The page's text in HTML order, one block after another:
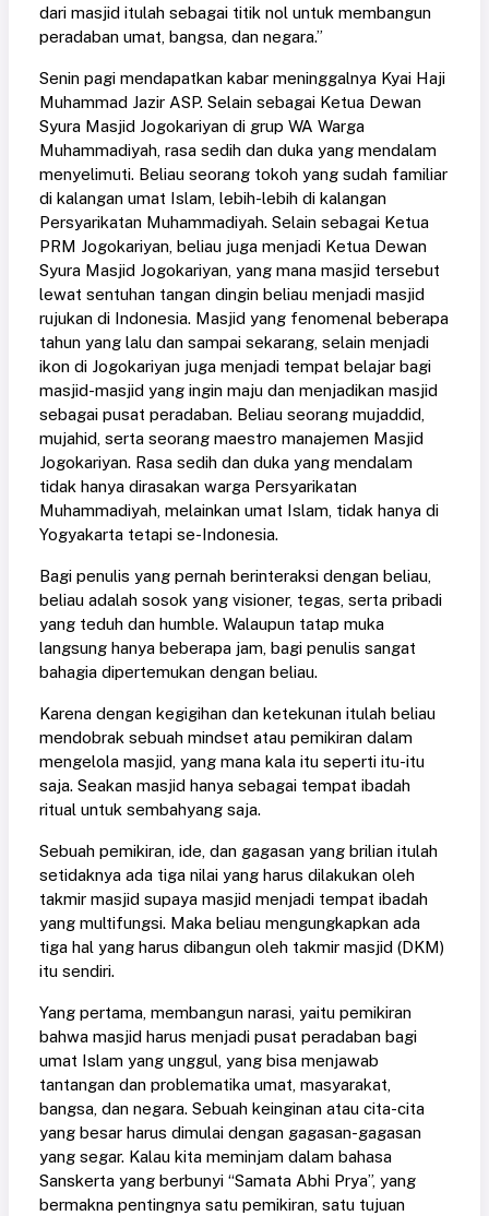
dari masjid itulah sebagai titik nol untuk membangun
peradaban umat, bangsa, dan negara.”
Senin pagi mendapatkan kabar meninggalnya Kyai Haji
Muhammad Jazir ASP. Selain sebagai Ketua Dewan
Syura Masjid Jogokariyan di grup WA Warga
Muhammadiyah, rasa sedih dan duka yang mendalam
menyelimuti. Beliau seorang tokoh yang sudah familiar
di kalangan umat Islam, lebih-lebih di kalangan
Persyarikatan Muhammadiyah. Selain sebagai Ketua
PRM Jogokariyan, beliau juga menjadi Ketua Dewan
Syura Masjid Jogokariyan, yang mana masjid tersebut
lewat sentuhan tangan dingin beliau menjadi masjid
rujukan di Indonesia. Masjid yang fenomenal beberapa
tahun yang lalu dan sampai sekarang, selain menjadi
ikon di Jogokariyan juga menjadi tempat belajar bagi
masjid-masjid yang ingin maju dan menjadikan masjid
sebagai pusat peradaban. Beliau seorang mujaddid,
mujahid, serta seorang maestro manajemen Masjid
Jogokariyan. Rasa sedih dan duka yang mendalam
tidak hanya dirasakan warga Persyarikatan
Muhammadiyah, melainkan umat Islam, tidak hanya di
Yogyakarta tetapi se-Indonesia.
Bagi penulis yang pernah berinteraksi dengan beliau,
beliau adalah sosok yang visioner, tegas, serta pribadi
yang teduh dan humble. Walaupun tatap muka
langsung hanya beberapa jam, bagi penulis sangat
bahagia dipertemukan dengan beliau.
Karena dengan kegigihan dan ketekunan itulah beliau
mendobrak sebuah mindset atau pemikiran dalam
mengelola masjid, yang mana kala itu seperti itu-itu
saja. Seakan masjid hanya sebagai tempat ibadah
ritual untuk sembahyang saja.
Sebuah pemikiran, ide, dan gagasan yang brilian itulah
setidaknya ada tiga nilai yang harus dilakukan oleh
takmir masjid supaya masjid menjadi tempat ibadah
yang multifungsi. Maka beliau mengungkapkan ada
tiga hal yang harus dibangun oleh takmir masjid (DKM)
itu sendiri.
Yang pertama, membangun narasi, yaitu pemikiran
bahwa masjid harus menjadi pusat peradaban bagi
umat Islam yang unggul, yang bisa menjawab
tantangan dan problematika umat, masyarakat,
bangsa, dan negara. Sebuah keinginan atau cita-cita
yang besar harus dimulai dengan gagasan-gagasan
yang segar. Kalau kita meminjam dalam bahasa
Sanskerta yang berbunyi “Samata Abhi Prya”, yang
bermakna pentingnya satu pemikiran, satu tujuan